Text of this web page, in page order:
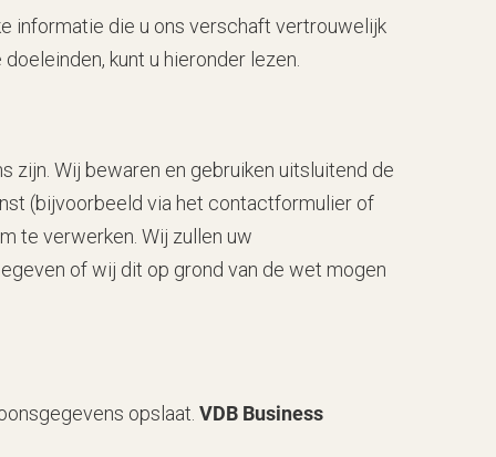
informatie die u ons verschaft vertrouwelijk
kunt u hieronder lezen.
zijn. Wij bewaren en gebruiken uitsluitend de
(bijvoorbeeld via het contactformulier of
te verwerken. Wij zullen uw
of wij dit op grond van de wet mogen
opslaat. VDB Business